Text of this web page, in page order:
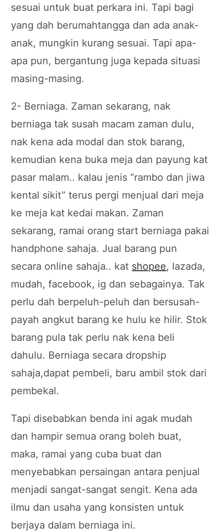
sesuai untuk buat perkara ini. Tapi bagi
yang dah berumahtangga dan ada anak-
anak, mungkin kurang sesuai. Tapi apa-
apa pun, bergantung juga kepada situasi
masing-masing.
2- Berniaga. Zaman sekarang, nak
berniaga tak susah macam zaman dulu,
nak kena ada modal dan stok barang,
kemudian kena buka meja dan payung kat
pasar malam.. kalau jenis “rambo dan jiwa
kental sikit” terus pergi menjual dari meja
ke meja kat kedai makan. Zaman
sekarang, ramai orang start berniaga pakai
handphone sahaja. Jual barang pun
secara online sahaja.. kat shopee, lazada,
mudah, facebook, ig dan sebagainya. Tak
perlu dah berpeluh-peluh dan bersusah-
payah angkut barang ke hulu ke hilir. Stok
barang pula tak perlu nak kena beli
dahulu. Berniaga secara dropship
sahaja,dapat pembeli, baru ambil stok dari
pembekal.
Tapi disebabkan benda ini agak mudah
dan hampir semua orang boleh buat,
maka, ramai yang cuba buat dan
menyebabkan persaingan antara penjual
menjadi sangat-sangat sengit. Kena ada
ilmu dan usaha yang konsisten untuk
berjaya dalam berniaga ini.